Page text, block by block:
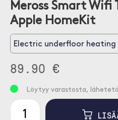
Meross Smart
Apple HomeKit
Electric underfloor heating
89.90 €
Löytyy varastosta,